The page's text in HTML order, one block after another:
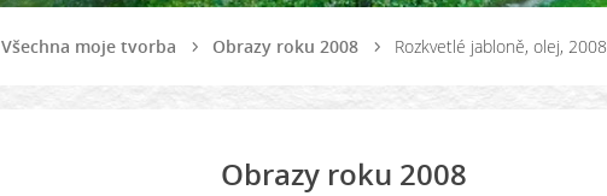
Všechna moje tvorba Obrazy roku 2008 Rozkvetlé jabloně, olej, 2008
Obrazy roku 2008